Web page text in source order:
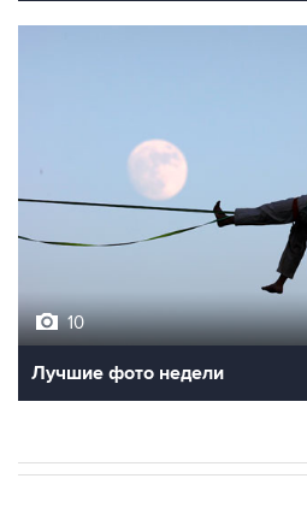
10
Лучшие фото недели